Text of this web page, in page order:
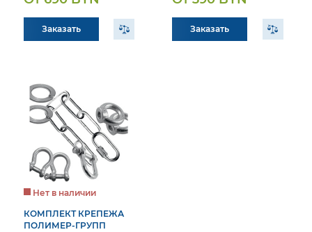
Заказать Заказать
Нет в наличии
КОМПЛЕКТ КРЕПЕЖА
ПОЛИМЕР-ГРУПП